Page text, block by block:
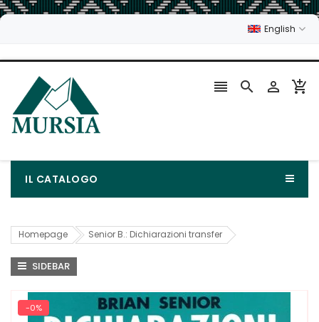
English
   
IL CATALOGO
Homepage Senior B.: Dichiarazioni transfer
SIDEBAR
-0%